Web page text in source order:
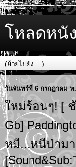
โหลดหนั
วันจันทร์ที่ 6 กรกฎาคม พ.
ใหม่ร้อนๆ! [
Gb]
หมี...หนีป่ามา